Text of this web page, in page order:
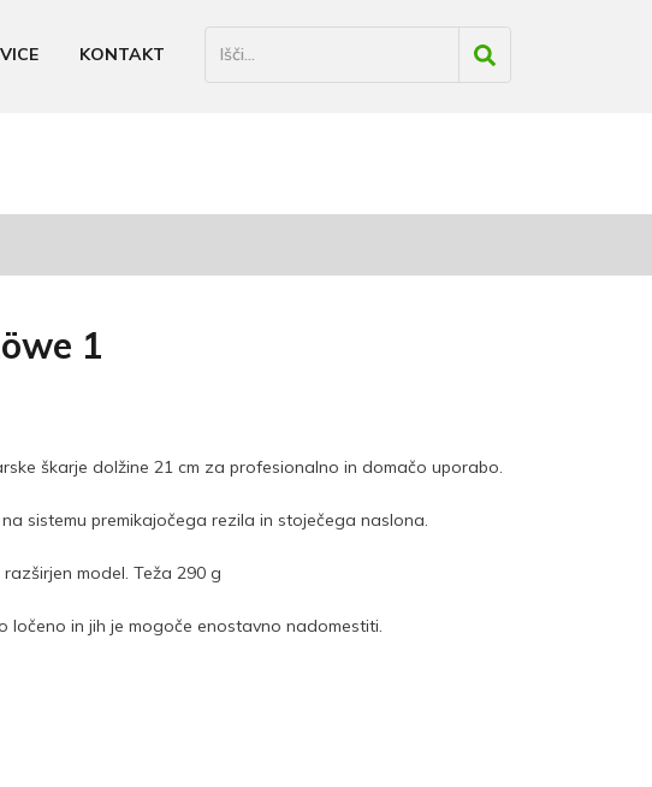
KONTAKT
1
škarje dolžine 21 cm za profesionalno in domačo uporabo.
sistemu premikajočega rezila in stoječega naslona.
model. Teža 290 g
ločeno in jih je mogoče enostavno nadomestiti.